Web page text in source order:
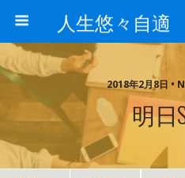
2018年2月8日 •
明日